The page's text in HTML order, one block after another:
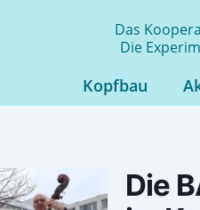
Das
Die
Kopfbau
Die